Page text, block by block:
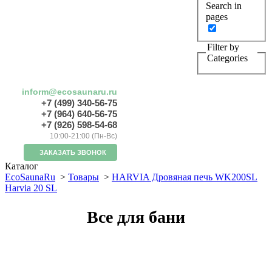
Search in
pages
Filter by
Categories
inform@ecosaunaru.ru
+7 (499) 340-56-75
+7 (964) 640-56-75
+7 (926) 598-54-68
10:00-21:00 (Пн-Вс)
ЗАКАЗАТЬ ЗВОНОК
Каталог
EcoSaunaRu > Товары > HARVIA Дровяная печь WK200SL
Harvia 20 SL
Все для бани